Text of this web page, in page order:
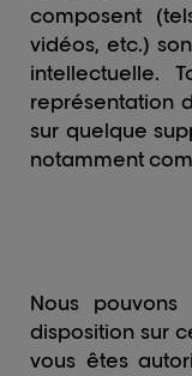
composent
vidéos, etc.)
intellectuelle.
représentation
sur quelque
notamment
Nous
disposition sur
vous êtes